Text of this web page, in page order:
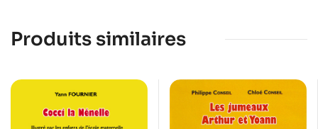
Produits similaires